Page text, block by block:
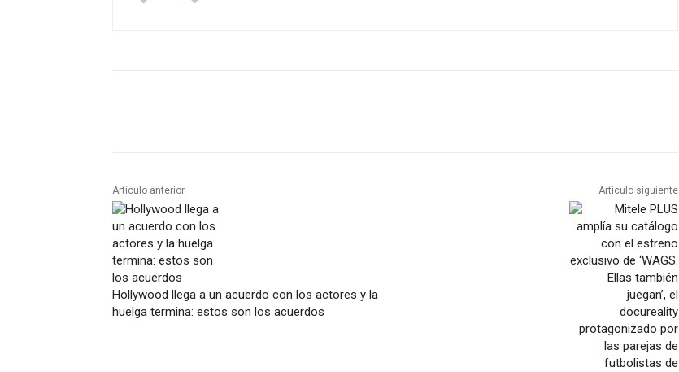
Artículo anterior
Hollywood llega a un acuerdo con los actores y la
huelga termina: estos son los acuerdos
Artículo siguiente